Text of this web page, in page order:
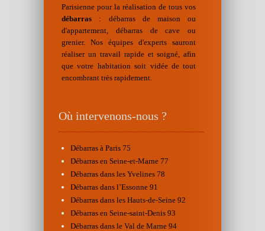
Parisienne pour la réalisation de tous vos
débarras : débarras de maison ou
d'appartement, débarras de cave ou
grenier. Nos équipes d'experts sauront
réaliser un travail rapide et soigné, afin
que votre habitation soit vidée de tout
encombrant très rapidement.
Où intervenons-nous ?
Débarras à Paris 75
Débarras en Seine-et-Marne 77
Débarras dans les Yvelines 78
Débarras dans l’Essonne 91
Débarras dans les Hauts-de-Seine 92
Débarras en Seine-saint-Denis 93
Débarras dans le Val de Marne 94